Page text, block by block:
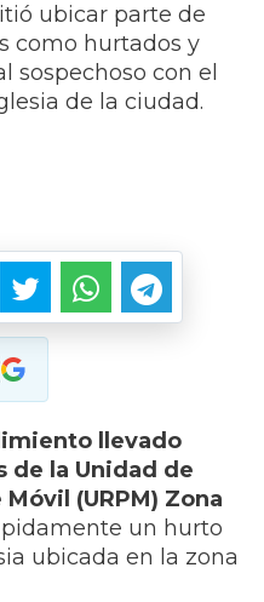
ubicar parte de
como hurtados y
sospechoso con el
de la ciudad.
llevado
de la Unidad de
(URPM) Zona
un hurto
ubicada en la zona